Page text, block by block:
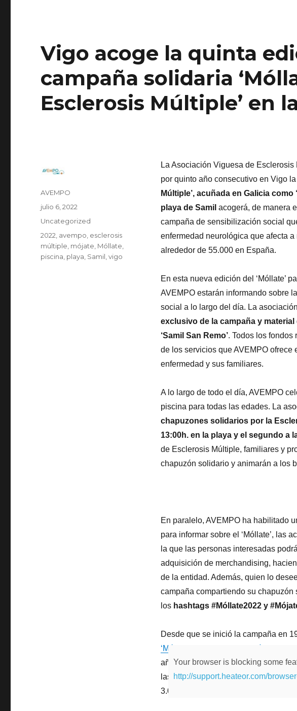
Vigo acoge la quinta
campaña solidaria
Esclerosis Múltiple’ en
La Asociación Viguesa de
por quinto año consecutivo en Vigo
Múltiple’, acuñada en Galicia como
playa de Samil acogerá, de manera
campaña de sensibilización social
enfermedad neurológica que afecta
alrededor de 55.000 en España.
En esta nueva edición del ‘Móllate’
AVEMPO estarán informando sobre
social a lo largo del día. La
exclusivo de la campaña y
‘Samil San Remo’. Todos los fondos
de los servicios que AVEMPO ofrece
enfermedad y sus familiares.
A lo largo de todo el día, AVEMPO
piscina para todas las edades. La
chapuzones solidarios por la
13:00h. en la playa y el segundo a
de Esclerosis Múltiple, familiares y
chapuzón solidario y animarán a los
En paralelo, AVEMPO ha habilitado
para informar sobre el ‘Móllate’, las
la que las personas interesadas
adquisición de merchandising,
de la entidad. Además, quien lo
campaña compartiendo su
los hashtags #Móllate2022 y
Desde que se inició la campaña en
‘Mójate por la Esclerosis Múltiple’
año, la iniciativa tendrá lugar en más
las que se prevé que se mojen más
3.000 voluntarios en esta acción
Autor
AVEMPO
Publicado
julio 6, 2022
Categorías
Uncategorized
Etiquetas
2022 avempo esclerosis
múltiple mójate Móllate
piscina playa Samil ,vigo
Your browser is blocking some
http://support.heateor.com/